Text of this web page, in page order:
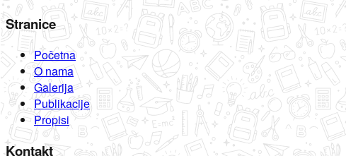
Stranice
Početna
O nama
Galerija
Publikacije
Propisi
Kontakt